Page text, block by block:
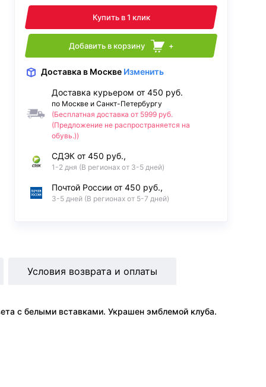
Купить в 1 клик
Добавить в корзину +
Доставка в Москве Изменить
Доставка курьером от 450 руб.
по Москве и Санкт-Петербургу
(Бесплатная доставка от 5999 руб.
(Предложение не распространяется на
обувь.))
СДЭК от 450 руб.,
1-2 дня (В регионах от 3-5 дней)
Почтой России от 450 руб.,
3-5 дней (В регионах от 5-7 дней)
с белыми вставками. Украшен эмблемой клуба.
Условия возврата и оплаты